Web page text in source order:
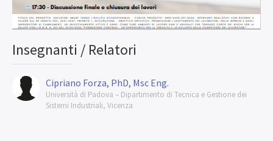
Insegnanti / Relatori
Cipriano Forza, PhD, Msc Eng.
Università di Padova – Dipartimento di Tecnica e Gestione dei
Sistemi Industriali, Vicenza